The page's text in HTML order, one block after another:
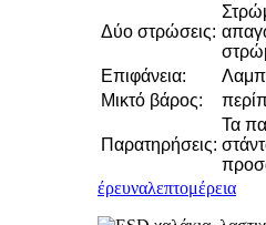
Δύο στρώσεις:
Επιφάνεια:
Μικτό βάρος:
Παρατηρήσεις:
Τα
έρευναλεπτομέρεια